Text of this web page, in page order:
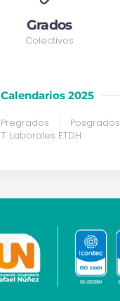
Grados
Colectivos
Calendarios 2025
Pregrados
Posgrados
T. Laborales ETDH